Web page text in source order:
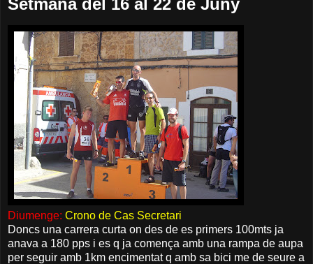
Setmana del 16 al 22 de Juny
Diumenge: Crono de Cas Secretari
Doncs una carrera curta on des de es primers 100mts ja
anava a 180 pps i es q ja comença amb una rampa de aupa
per seguir amb 1km encimentat q amb sa bici me de seure a